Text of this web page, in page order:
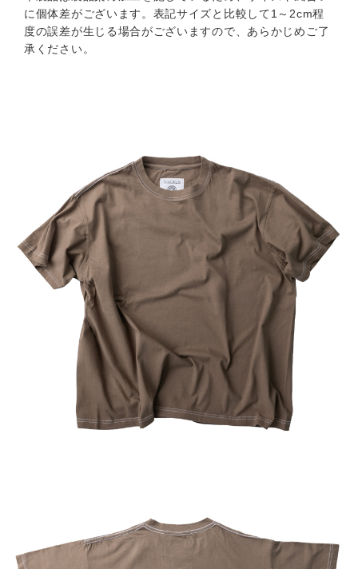
に個体差がございます。表記サイズと比較して1～2cm程
度の誤差が生じる場合がございますので、あらかじめご了
承ください。